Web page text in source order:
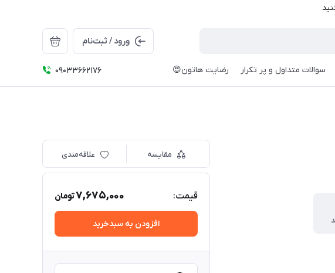
ورود / ثبت‌نام
سوالات متداول و پر تکرار رضایت هاتون😍 09033662176
مقایسه علاقه‌مندی
قیمت: 7,675,000تومان
افزودن به سبدخرید